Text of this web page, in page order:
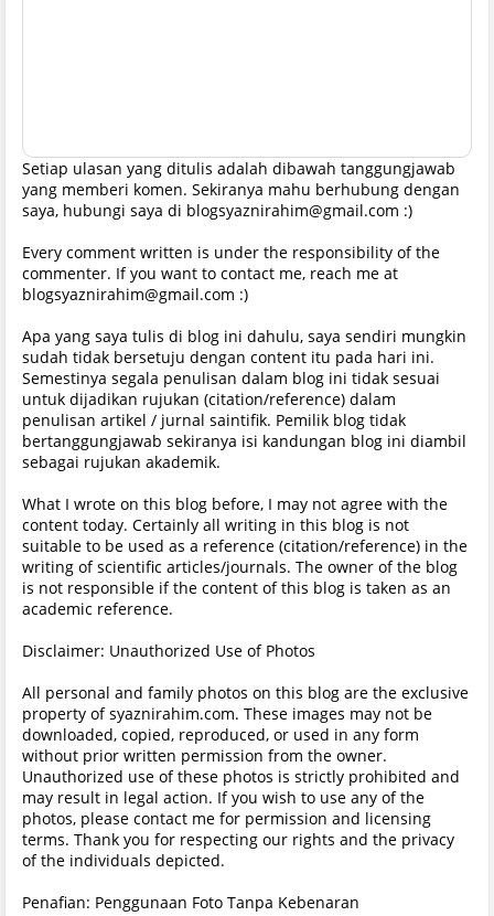
Setiap ulasan yang ditulis adalah dibawah tanggungjawab
yang memberi komen. Sekiranya mahu berhubung dengan
saya, hubungi saya di blogsyaznirahim@gmail.com :)
Every comment written is under the responsibility of the
commenter. If you want to contact me, reach me at
blogsyaznirahim@gmail.com :)
Apa yang saya tulis di blog ini dahulu, saya sendiri mungkin
sudah tidak bersetuju dengan content itu pada hari ini.
Semestinya segala penulisan dalam blog ini tidak sesuai
untuk dijadikan rujukan (citation/reference) dalam
penulisan artikel / jurnal saintifik. Pemilik blog tidak
bertanggungjawab sekiranya isi kandungan blog ini diambil
sebagai rujukan akademik.
What I wrote on this blog before, I may not agree with the
content today. Certainly all writing in this blog is not
suitable to be used as a reference (citation/reference) in the
writing of scientific articles/journals. The owner of the blog
is not responsible if the content of this blog is taken as an
academic reference.
Disclaimer: Unauthorized Use of Photos
All personal and family photos on this blog are the exclusive
property of syaznirahim.com. These images may not be
downloaded, copied, reproduced, or used in any form
without prior written permission from the owner.
Unauthorized use of these photos is strictly prohibited and
may result in legal action. If you wish to use any of the
photos, please contact me for permission and licensing
terms. Thank you for respecting our rights and the privacy
of the individuals depicted.
Penafian: Penggunaan Foto Tanpa Kebenaran